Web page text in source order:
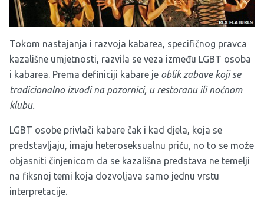
Tokom nastajanja i razvoja kabarea, specifičnog pravca
kazališne umjetnosti, razvila se veza između LGBT osoba
i kabarea. Prema definiciji kabare je oblik zabave koji se
tradicionalno izvodi na pozornici, u restoranu ili noćnom
klubu.
LGBT osobe privlači kabare čak i kad djela, koja se
predstavljaju, imaju heteroseksualnu priču, no to se može
objasniti činjenicom da se kazališna predstava ne temelji
na fiksnoj temi koja dozvoljava samo jednu vrstu
interpretacije.